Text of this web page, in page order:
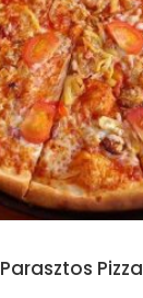
Parasztos Pizza